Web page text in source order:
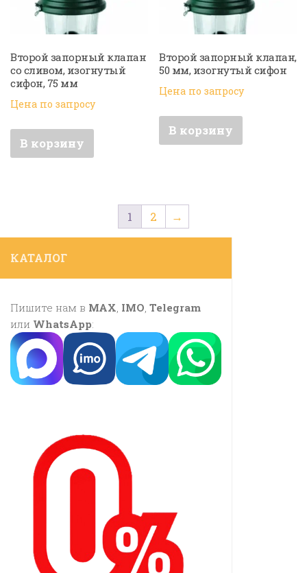
Второй запорный клапан
со сливом, изогнутый
сифон, 75 мм
Цена по запросу
В корзину
Второй запорный клапан,
50 мм, изогнутый сифон
Цена по запросу
В корзину
1 2 →
КАТАЛОГ
Пишите нам в MAX IMO Telegram
или WhatsApp: